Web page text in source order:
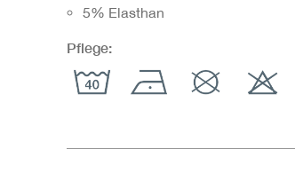
5% Elasthan
Pflege: